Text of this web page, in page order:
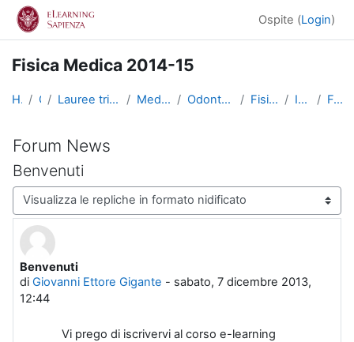
Vai al contenuto principale
Ospite (Login)
Fisica Medica 2014-15
Home Corsi Lauree triennali, magistrali, a ciclo unico Medicina e Odontoiatria Odontoiatria e Protesi Dentaria Fisica (Odontoiatria) Introduzione Forum News
Forum News
Benvenuti
Modalità visualizzazione
Benvenuti
di Giovanni Ettore Gigante - sabato, 7 dicembre 2013,
12:44
Numero di risposte: 0
Vi prego di iscrivervi al corso e-learning